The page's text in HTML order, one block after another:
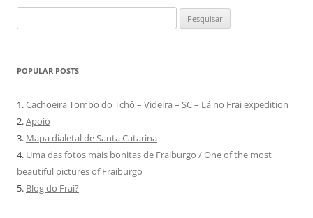
por:
POPULAR POSTS
1.Cachoeira Tombo do Tchô – Videira – SC – Lá no Frai expedition
2.Apoio
3. Mapa dialetal de Santa Catarina
4. Uma das fotos mais bonitas de Fraiburgo / One of the most
beautiful pictures of Fraiburgo
5. Blog do Frai?